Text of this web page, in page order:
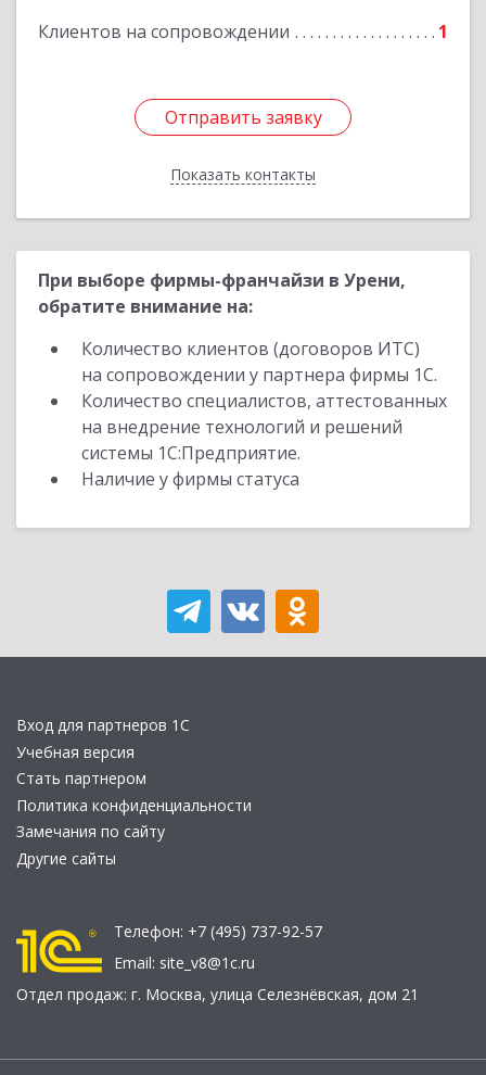
Клиентов на сопровождении 1
Отправить заявку
Показать контакты
Отправить заявку
Назад
При выборе фирмы-франчайзи в Урени,
обратите внимание на:
Количество клиентов (договоров ИТС)
на сопровождении у партнера фирмы 1С.
Количество специалистов, аттестованных
на внедрение технологий и решений
системы 1С:Предприятие.
Наличие у фирмы статуса
Вход для партнеров 1С
Учебная версия
Стать партнером
Политика конфиденциальности
Замечания по сайту
Другие сайты
Телефон: +7 (495) 737-92-57
Email: site_v8@1c.ru
Отдел продаж: г. Москва, улица Селезнёвская, дом 21